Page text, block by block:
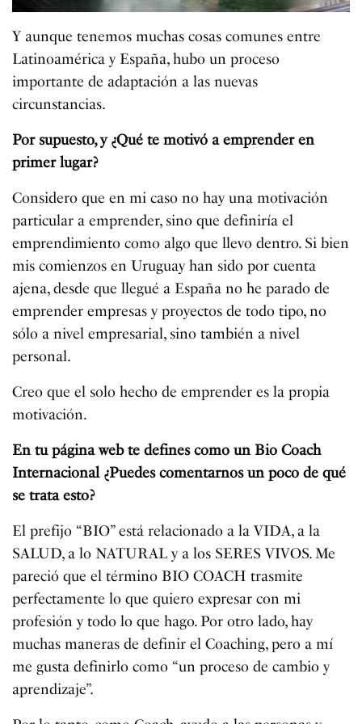
Y aunque tenemos muchas cosas comunes entre
Latinoamérica y España, hubo un proceso
importante de adaptación a las nuevas
circunstancias.
Por supuesto, y ¿Qué te motivó a emprender en
primer lugar?
Considero que en mi caso no hay una motivación
particular a emprender, sino que definiría el
emprendimiento como algo que llevo dentro. Si bien
mis comienzos en Uruguay han sido por cuenta
ajena, desde que llegué a España no he parado de
emprender empresas y proyectos de todo tipo, no
sólo a nivel empresarial, sino también a nivel
personal.
Creo que el solo hecho de emprender es la propia
motivación.
En tu página web te defines como un Bio Coach
Internacional ¿Puedes comentarnos un poco de qué
se trata esto?
El prefijo “BIO” está relacionado a la VIDA, a la
SALUD, a lo NATURAL y a los SERES VIVOS. Me
pareció que el término BIO COACH trasmite
perfectamente lo que quiero expresar con mi
profesión y todo lo que hago. Por otro lado, hay
muchas maneras de definir el Coaching, pero a mí
me gusta definirlo como “un proceso de cambio y
aprendizaje”.